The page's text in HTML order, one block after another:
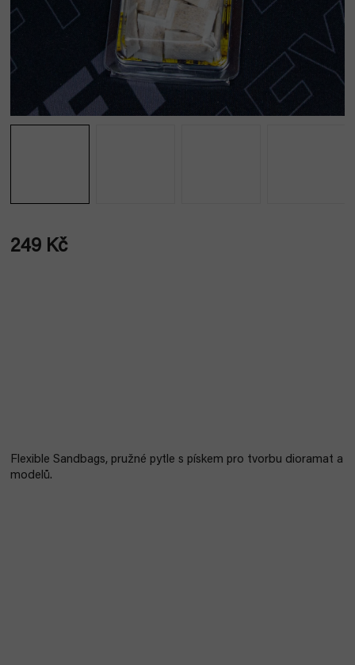
249 Kč
Flexible Sandbags, pružné pytle s pískem pro tvorbu dioramat a
modelů.